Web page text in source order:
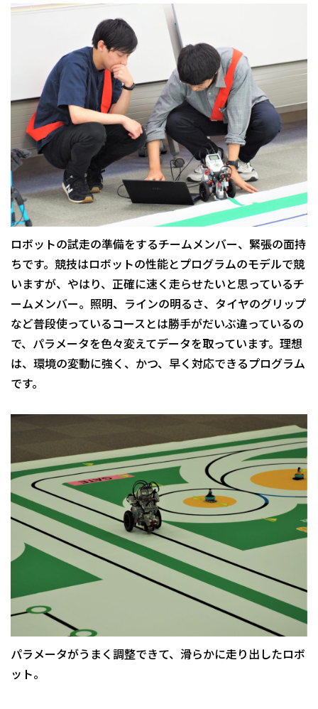
ロボットの試走の準備をするチームメンバー、緊張の面持
ちです。競技はロボットの性能とプログラムのモデルで競
いますが、やはり、正確に速く走らせたいと思っているチ
ームメンバー。照明、ラインの明るさ、タイヤのグリップ
など普段使っているコースとは勝手がだいぶ違っているの
で、パラメータを色々変えてデータを取っています。理想
は、環境の変動に強く、かつ、早く対応できるプログラム
です。
パラメータがうまく調整できて、滑らかに走り出したロボ
ット。